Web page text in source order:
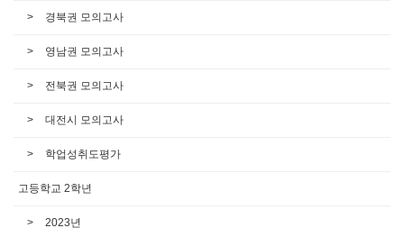
경북권 모의고사
영남권 모의고사
전북권 모의고사
대전시 모의고사
학업성취도평가
고등학교 2학년
2023년